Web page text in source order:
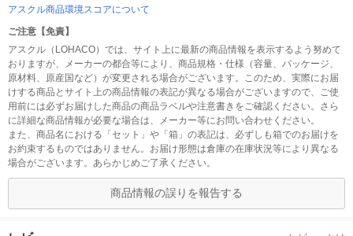
アスクル商品環境スコアについて
ご注意【免責】
アスクル（LOHACO）では、サイト上に最新の商品情報を表示するよう努めて
おりますが、メーカーの都合等により、商品規格・仕様（容量、パッケージ、
原材料、原産国など）が変更される場合がございます。このため、実際にお届
けする商品とサイト上の商品情報の表記が異なる場合がございますので、ご使
用前には必ずお届けした商品の商品ラベルや注意書きをご確認ください。さら
に詳細な商品情報が必要な場合は、メーカー等にお問い合わせください。
また、商品名における「セット」や「箱」の表記は、必ずしも箱でのお届けを
お約束するものではありません。お届け形態は倉庫の在庫状況等により異なる
場合がございます。あらかじめご了承ください。
商品情報の誤りを報告する